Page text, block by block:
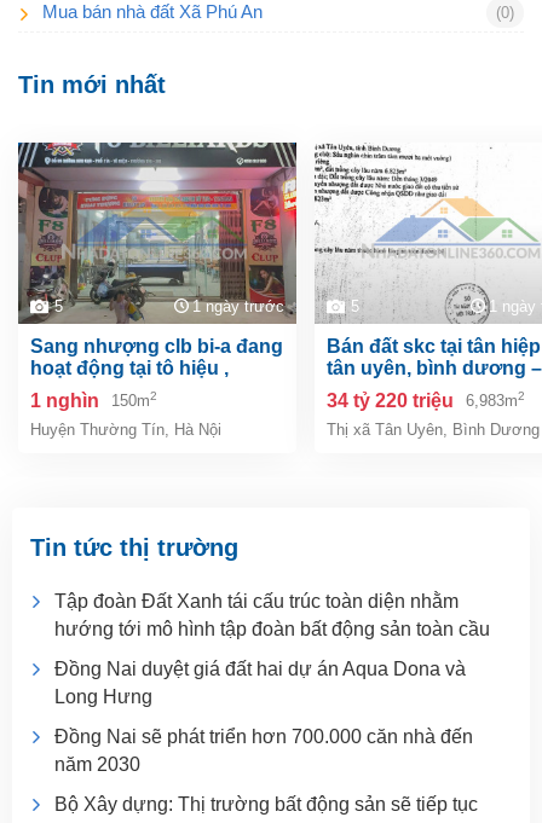
Mua bán nhà đất Xã Phú An (0)
Tin mới nhất
5 1 ngày trước
sang nhượng clb bi-a đang
hoạt động tại tô hiệu ,
thường tín, hà nội
1 nghìn 150m2
Huyện Thường Tín, Hà Nội
5 1
bán đất skc tại tân hiệp, tp.
tân uyên, bình dương –
6.983m²
34 tỷ 220 triệu 6,983m2
Thị xã Tân Uyên, Bình Dương
Tin tức thị trường
Tập đoàn Đất Xanh tái cấu trúc toàn diện nhằm
hướng tới mô hình tập đoàn bất động sản toàn cầu
Đồng Nai duyệt giá đất hai dự án Aqua Dona và
Long Hưng
Đồng Nai sẽ phát triển hơn 700.000 căn nhà đến
năm 2030
Bộ Xây dựng: Thị trường bất động sản sẽ tiếp tục